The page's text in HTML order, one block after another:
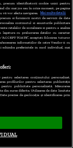
precum identificatorii cookie unici pentru
clic mai jos sau în orice moment, pe pagina
vor afecta navigarea.
Mai multe detalii
si furnizorii nostri de servicii de date
continutul si anunturile publicitare
retelelor de socializare si pentru a analiza
cu prelucrarea datelor cu caracter
“ACCEPT TOATE”, acceptati folosirea tuturor
informatiilor de catre Vendor-ii cu
schimba preferintele in mod individual, mai
selectarea conținutului personalizat.
profilurilor pentru selectarea publicității
publicitate personalizată. Măsurarea
din surse diferite. Utilizarea de date limitate
precise de geolocație și identificarea prin